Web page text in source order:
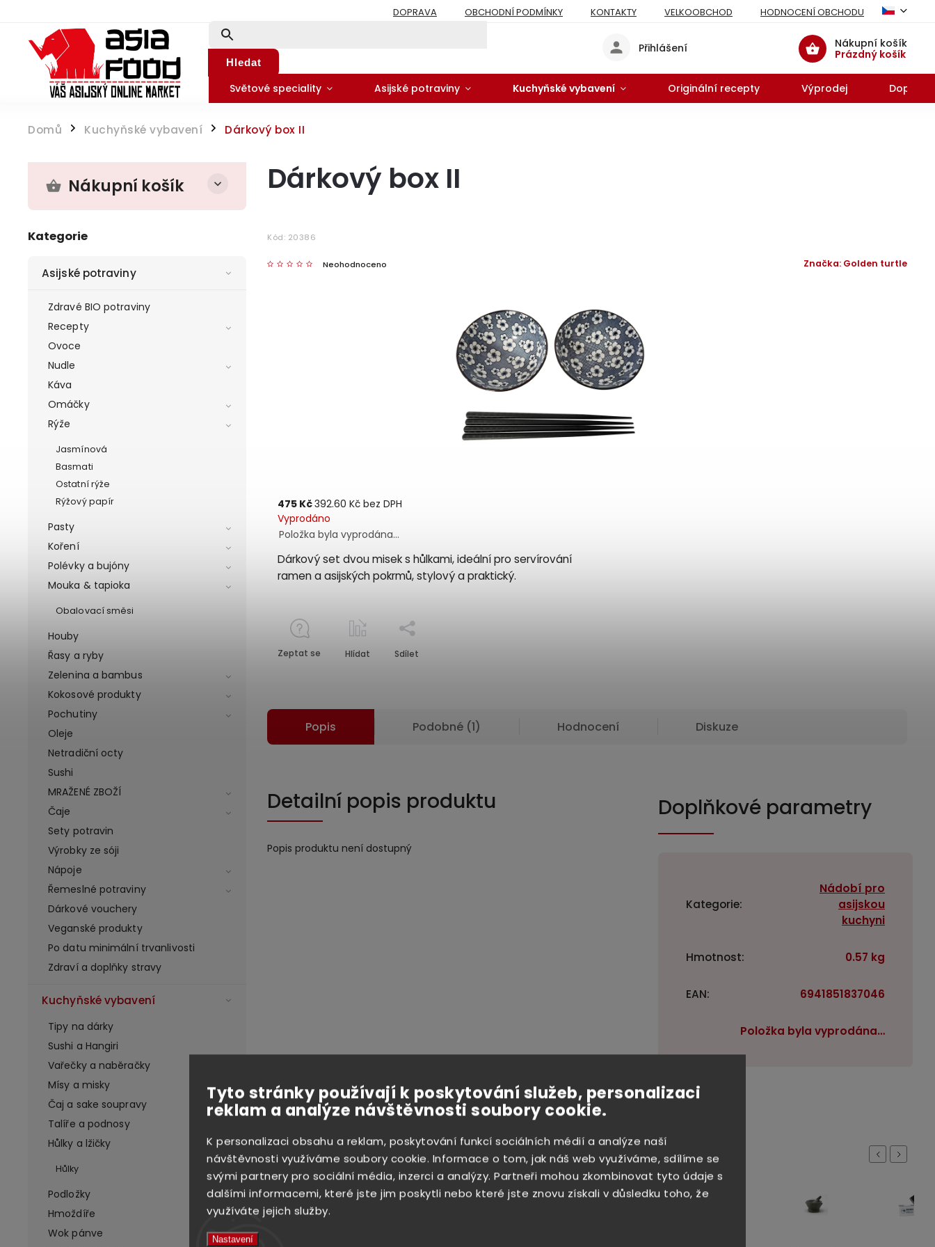
Tyto stránky používají k poskytování služeb, personalizaci
reklam a analýze návštěvnosti soubory cookie.
K personalizaci obsahu a reklam, poskytování funkcí sociálních médií a analýze naší
návštěvnosti využíváme soubory cookie. Informace o tom, jak náš web využíváme, sdílíme se
svými partnery pro sociální média, inzerci a analýzy. Partneři mohou zkombinovat tyto údaje s
dalšími informacemi, které jste jim poskytli nebo které jste znovu získali v důsledku toho, že
využíváte jejich služby.
Nastavení
DOPRAVA OBCHODNÍ PODMÍNKY KONTAKTY VELKOOBCHOD HODNOCENÍ OBCHODU
Hledat
Nákupní košík
Prázdný košík
Přihlášení
Světové speciality Asijské potraviny Kuchyňské vybavení Originální recepty Výprodej
Domů / Kuchyňské vybavení / Dárkový box II
Nákupní košík
Kategorie
Asijské potraviny
Zdravé BIO potraviny
Recepty
Ovoce
Nudle
Káva
Omáčky
Rýže
Jasmínová
Basmati
Ostatní rýže
Rýžový papír
Pasty
Koření
Polévky a bujóny
Mouka & tapioka
Obalovací směsi
Houby
Řasy a ryby
Zelenina a bambus
Kokosové produkty
Pochutiny
Oleje
Netradiční octy
Sushi
MRAŽENÉ ZBOŽÍ
Čaje
Sety potravin
Výrobky ze sóji
Nápoje
Řemeslné potraviny
Dárkové vouchery
Veganské produkty
Po datu minimální trvanlivosti
Zdraví a doplňky stravy
Kuchyňské vybavení
Tipy na dárky
Sushi a Hangiri
Vařečky a naběračky
Mísy a misky
Čaj a sake soupravy
Talíře a podnosy
Hůlky a lžičky
Hůlky
Podložky
Hmoždíře
Wok pánve
Dárkový box II
Kód: 20386
Neohodnoceno Značka: Golden turtle
475 Kč392.60 Kč bez DPH
Vyprodáno
Položka byla vyprodána…
Dárkový set dvou misek s hůlkami, ideální pro servírování
ramen a asijských pokrmů, stylový a praktický.
Zeptat se Hlídat Sdílet
Popis Podobné (1) Hodnocení Diskuze
Detailní popis produktu
Popis produktu není dostupný
Doplňkové parametry
Kategorie:
Nádobí pro
asijskou
kuchyni
Hmotnost: 0.57 kg
EAN: 6941851837046
Položka byla vyprodána…
Související produkty:
Previous
599 Kč 559 Kč
Next